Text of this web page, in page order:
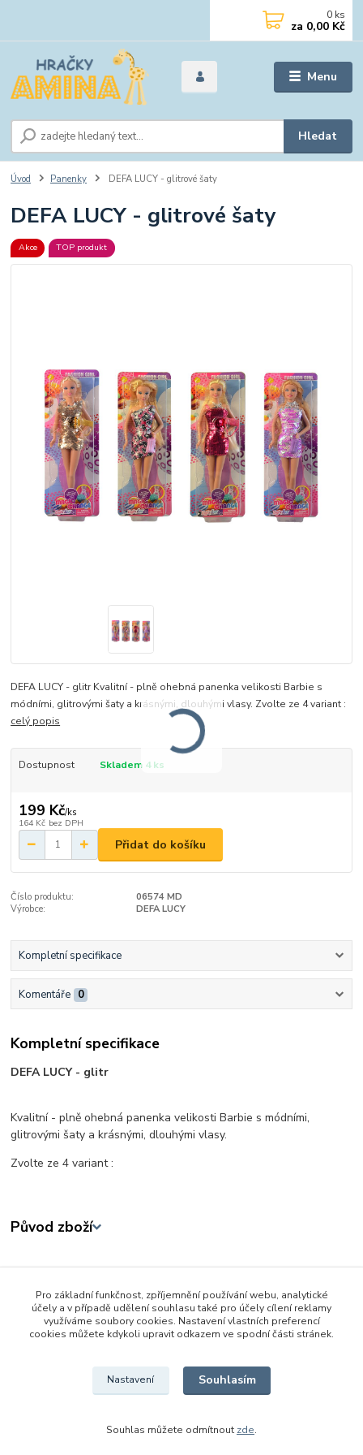
Menu
Hledat
0 ks
za 0,00 Kč
Úvod Panenky DEFA LUCY - glitrové šaty
DEFA LUCY - glitrové šaty
Akce TOP produkt
DEFA LUCY - glitr Kvalitní - plně ohebná panenka velikosti Barbie s
módními, glitrovými šaty a krásnými, dlouhými vlasy. Zvolte ze 4 variant :
celý popis
Dostupnost Skladem 4 ks
199 Kč/ks
164 Kč bez DPH
Přidat do košíku
Číslo produktu:
06574 MD
Výrobce:
DEFA LUCY
Kompletní specifikace
Komentáře 0
Kompletní specifikace
DEFA LUCY - glitr
Kvalitní - plně ohebná panenka velikosti Barbie s módními,
glitrovými šaty a krásnými, dlouhými vlasy.
Zvolte ze 4 variant :
Původ zboží
Zboží zařazeno v kategoriích
Panenky
29 cm
Pro základní funkčnost, zpříjemnění používání webu, analytické
účely a v případě udělení souhlasu také pro účely cílení reklamy
využíváme soubory cookies. Nastavení vlastních preferencí
cookies můžete kdykoli upravit odkazem ve spodní části stránek.
Nastavení Souhlasím
Souhlas můžete odmítnout zde.